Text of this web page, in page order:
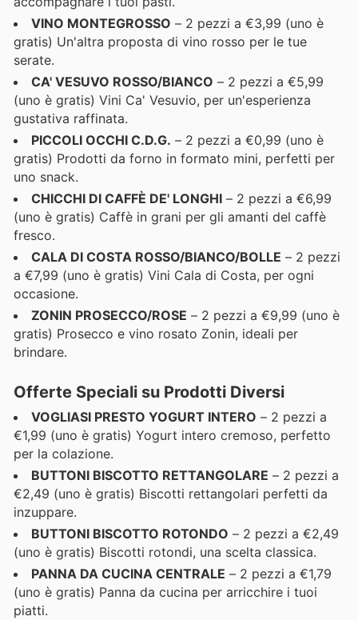
VINO MONTEGROSSO – 2 pezzi a €3,99 (uno è
gratis) Un'altra proposta di vino rosso per le tue
serate.
CA' VESUVO ROSSO/BIANCO – 2 pezzi a €5,99
(uno è gratis) Vini Ca' Vesuvio, per un'esperienza
gustativa raffinata.
PICCOLI OCCHI C.D.G. – 2 pezzi a €0,99 (uno è
gratis) Prodotti da forno in formato mini, perfetti per
uno snack.
CHICCHI DI CAFFÈ DE' LONGHI – 2 pezzi a €6,99
(uno è gratis) Caffè in grani per gli amanti del caffè
fresco.
CALA DI COSTA ROSSO/BIANCO/BOLLE – 2 pezzi
a €7,99 (uno è gratis) Vini Cala di Costa, per ogni
occasione.
ZONIN PROSECCO/ROSE – 2 pezzi a €9,99 (uno è
gratis) Prosecco e vino rosato Zonin, ideali per
brindare.
Offerte Speciali su Prodotti Diversi
VOGLIASI PRESTO YOGURT INTERO – 2 pezzi a
€1,99 (uno è gratis) Yogurt intero cremoso, perfetto
per la colazione.
BUTTONI BISCOTTO RETTANGOLARE – 2 pezzi a
€2,49 (uno è gratis) Biscotti rettangolari perfetti da
inzuppare.
BUTTONI BISCOTTO ROTONDO – 2 pezzi a €2,49
(uno è gratis) Biscotti rotondi, una scelta classica.
PANNA DA CUCINA CENTRALE – 2 pezzi a €1,79
(uno è gratis) Panna da cucina per arricchire i tuoi
piatti.